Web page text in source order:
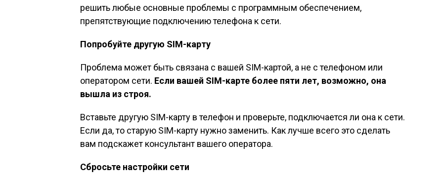
решить любые основные проблемы с программным обеспечением,
препятствующие подключению телефона к сети.
Попробуйте другую SIM-карту
Проблема может быть связана с вашей SIM-картой, а не с телефоном или
оператором сети. Если вашей SIM-карте более пяти лет, возможно, она
вышла из строя.
Вставьте другую SIM-карту в телефон и проверьте, подключается ли она к сети.
Если да, то старую SIM-карту нужно заменить. Как лучше всего это сделать
вам подскажет консультант вашего оператора.
Сбросьте настройки сети